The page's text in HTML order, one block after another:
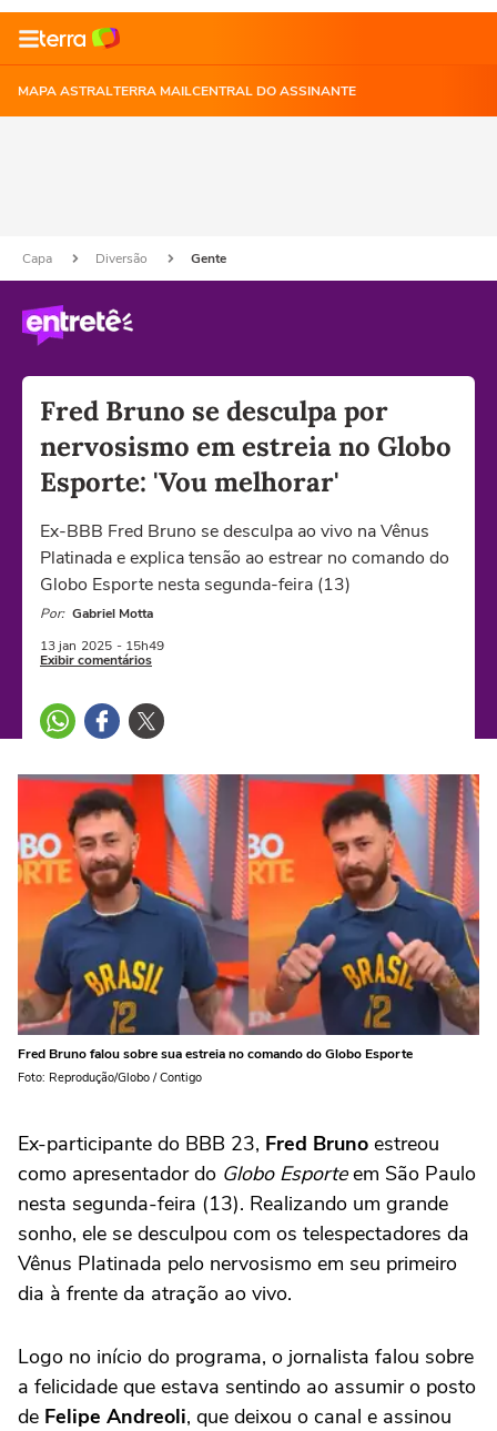
MAPA ASTRALTERRA MAILCENTRAL DO ASSINANTE
Capa Diversão Gente
Fred Bruno se desculpa por
nervosismo em estreia no Globo
Esporte: 'Vou melhorar'
Ex-BBB Fred Bruno se desculpa ao vivo na Vênus
Platinada e explica tensão ao estrear no comando do
Globo Esporte nesta segunda-feira (13)
Por: Gabriel Motta
13 jan 2025 - 15h49
Exibir comentários
Fred Bruno falou sobre sua estreia no comando do Globo Esporte
Foto: Reprodução/Globo / Contigo
Ex-participante do BBB 23, Fred Bruno estreou
como apresentador do Globo Esporteem São Paulo
nesta segunda-feira (13). Realizando um grande
sonho, ele se desculpou com os telespectadores da
Vênus Platinada pelo nervosismo em seu primeiro
dia à frente da atração ao vivo.
Logo no início do programa, o jornalista falou sobre
a felicidade que estava sentindo ao assumir o posto
de Felipe Andreoli, que deixou o canal e assinou